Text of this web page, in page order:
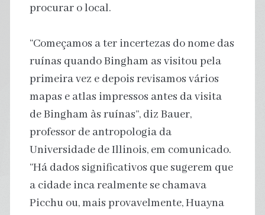
procurar o local.
“Começamos a ter incertezas do nome das
ruínas quando Bingham as visitou pela
primeira vez e depois revisamos vários
mapas e atlas impressos antes da visita
de Bingham às ruínas”, diz Bauer,
professor de antropologia da
Universidade de Illinois, em comunicado.
“Há dados significativos que sugerem que
a cidade inca realmente se chamava
Picchu ou, mais provavelmente, Huayna